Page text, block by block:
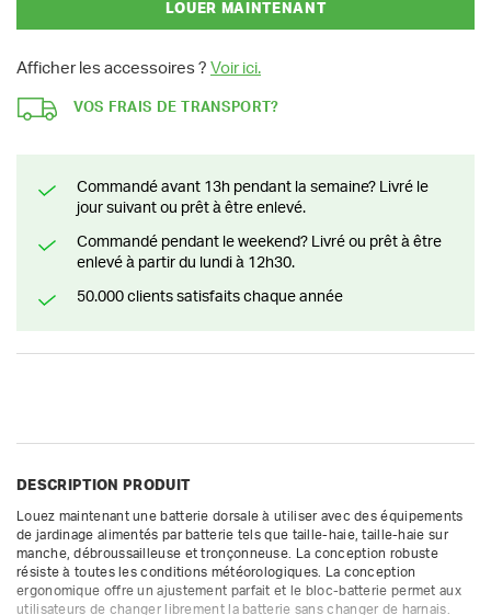
LOUER MAINTENANT
Afficher les accessoires ? Voir ici.
VOS FRAIS DE TRANSPORT?
Commandé avant 13h pendant la semaine? Livré le
jour suivant ou prêt à être enlevé.
Commandé pendant le weekend? Livré ou prêt à être
enlevé à partir du lundi à 12h30.
50.000 clients satisfaits chaque année
DESCRIPTION PRODUIT
Louez maintenant une batterie dorsale à utiliser avec des équipements
de jardinage alimentés par batterie tels que taille-haie, taille-haie sur
manche, débroussailleuse et tronçonneuse. La conception robuste
résiste à toutes les conditions météorologiques. La conception
ergonomique offre un ajustement parfait et le bloc-batterie permet aux
utilisateurs de changer librement la batterie sans changer de harnais.